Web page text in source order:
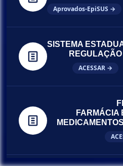
Aprovados-EpiSUS →
SISTEMA
REGULAÇÃO
ACESSAR →
FARMÁCIA